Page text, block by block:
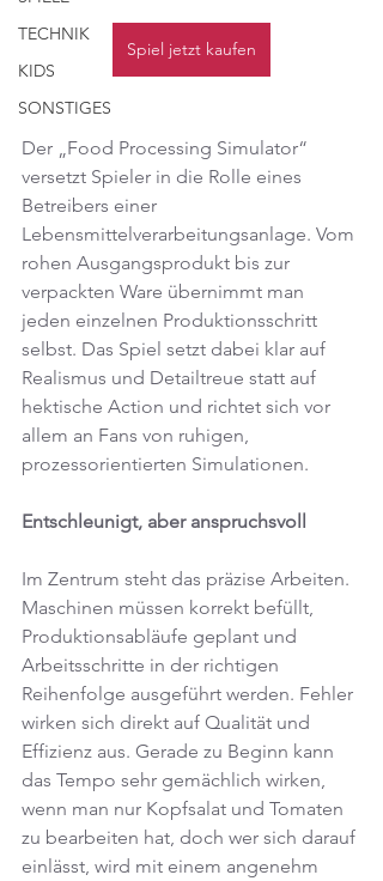
TECHNIK
KIDS
SONSTIGES
Spiel jetzt kaufen
Der „Food Processing Simulator“
versetzt Spieler in die Rolle eines
Betreibers einer
Lebensmittelverarbeitungsanlage. Vom
rohen Ausgangsprodukt bis zur
verpackten Ware übernimmt man
jeden einzelnen Produktionsschritt
selbst. Das Spiel setzt dabei klar auf
Realismus und Detailtreue statt auf
hektische Action und richtet sich vor
allem an Fans von ruhigen,
prozessorientierten Simulationen.
Entschleunigt, aber anspruchsvoll
Im Zentrum steht das präzise Arbeiten.
Maschinen müssen korrekt befüllt,
Produktionsabläufe geplant und
Arbeitsschritte in der richtigen
Reihenfolge ausgeführt werden. Fehler
wirken sich direkt auf Qualität und
Effizienz aus. Gerade zu Beginn kann
das Tempo sehr gemächlich wirken,
wenn man nur Kopfsalat und Tomaten
zu bearbeiten hat, doch wer sich darauf
einlässt, wird mit einem angenehm